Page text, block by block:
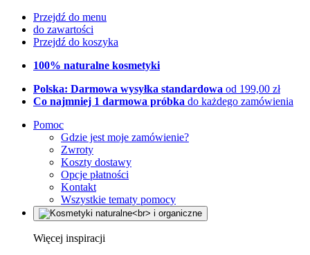
Przejdź do menu
do zawartości
Przejdź do koszyka
100% naturalne kosmetyki
Polska: Darmowa wysyłka standardowa od 199,00 zł
Co najmniej 1 darmowa próbka do każdego zamówienia
Pomoc
Gdzie jest moje zamówienie?
Zwroty
Koszty dostawy
Opcje płatności
Kontakt
Wszystkie tematy pomocy
Więcej inspiracji